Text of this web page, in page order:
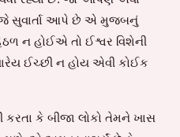
જે સુવાર્તા આપે છે એ મુજબનું
ન હોઈએ તો ઈશ્વર વિશેની
ઈચ્છી ન હોય એવી કોઈક
કરતા કે બીજા લોકો તેમને ખાસ